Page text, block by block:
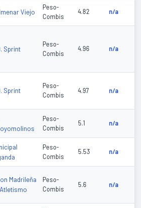
Viejo
Peso-
Combis
4.82 n/a
Sprint
Peso-
Combis
4.96 n/a
Sprint
Peso-
Combis
4.97 n/a
Peso-
Combis
5.1 n/a
Peso-
Combis
5.53 n/a
Madrileña
Peso-
Combis
5.6 n/a